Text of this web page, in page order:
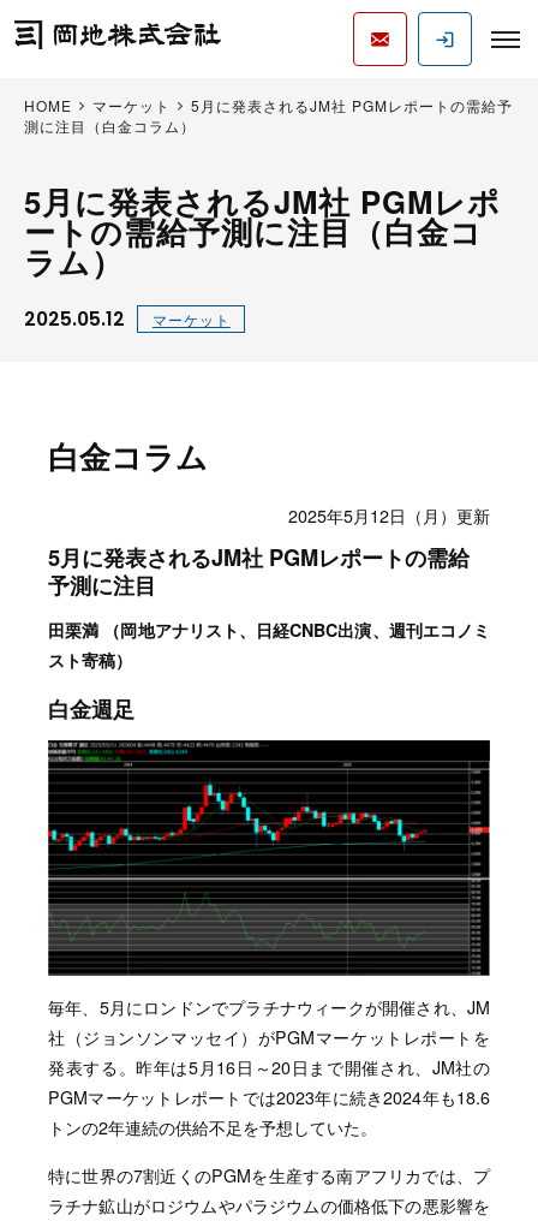
HOME マーケット
5月に発表されるJM社 PGMレポートの需給予
測に注目（白金コラム）
5月に発表されるJM社 PGMレポ
ートの需給予測に注目（白金コ
ラム）
2025.05.12 マーケット
白金コラム
2025年5月12日（月）更新
5月に発表されるJM社 PGMレポートの需給
予測に注目
田栗満 （岡地アナリスト、日経CNBC出演、週刊エコノミ
スト寄稿）
白金週足
毎年、5月にロンドンでプラチナウィークが開催され、JM
社（ジョンソンマッセイ）がPGMマーケットレポートを
発表する。昨年は5月16日～20日まで開催され、JM社の
PGMマーケットレポートでは2023年に続き2024年も18.6
トンの2年連続の供給不足を予想していた。
特に世界の7割近くのPGMを生産する南アフリカでは、プ
ラチナ鉱山がロジウムやパラジウムの価格低下の悪影響を